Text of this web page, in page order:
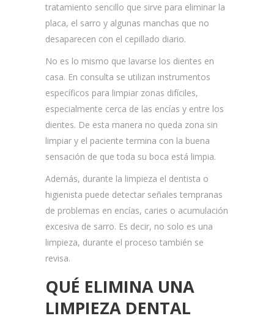
tratamiento sencillo que sirve para eliminar la
placa, el sarro y algunas manchas que no
desaparecen con el cepillado diario.
No es lo mismo que lavarse los dientes en
casa. En consulta se utilizan instrumentos
específicos para limpiar zonas difíciles,
especialmente cerca de las encías y entre los
dientes. De esta manera no queda zona sin
limpiar y el paciente termina con la buena
sensación de que toda su boca está limpia.
Además, durante la limpieza el dentista o
higienista puede detectar señales tempranas
de problemas en encías, caries o acumulación
excesiva de sarro. Es decir, no solo es una
limpieza, durante el proceso también se
revisa.
QUÉ ELIMINA UNA
LIMPIEZA DENTAL